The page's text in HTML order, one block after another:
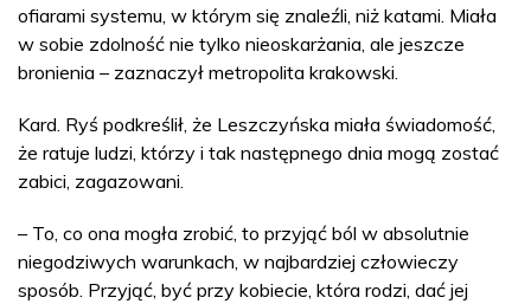
ofiarami systemu, w którym się znaleźli, niż katami. Miała
w sobie zdolność nie tylko nieoskarżania, ale jeszcze
bronienia – zaznaczył metropolita krakowski.
Kard. Ryś podkreślił, że Leszczyńska miała świadomość,
że ratuje ludzi, którzy i tak następnego dnia mogą zostać
zabici, zagazowani.
– To, co ona mogła zrobić, to przyjąć ból w absolutnie
niegodziwych warunkach, w najbardziej człowieczy
sposób. Przyjąć, być przy kobiecie, która rodzi, dać jej